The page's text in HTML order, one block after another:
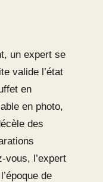
un expert se
valide l’état
en
en photo,
des
vous, l’expert
de